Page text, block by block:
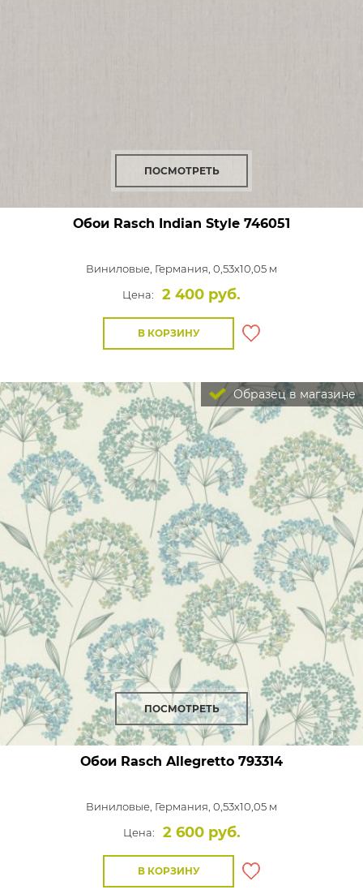
ПОСМОТРЕТЬ
Обои Rasch Indian Style 746051
Виниловые, Германия, 0,53x10,05 м
Цена:
2 400 руб.
В КОРЗИНУ
Образец в магазине
ПОСМОТРЕТЬ
Обои Rasch Allegretto 793314
Виниловые, Германия, 0,53x10,05 м
Цена:
2 600 руб.
В КОРЗИНУ